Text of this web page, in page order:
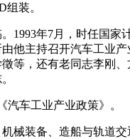
装。
1993年7月，时任国家
他主持召开汽车工业产
等，还有老同志李刚
车工业产业政策》。
械装备、造船与轨道